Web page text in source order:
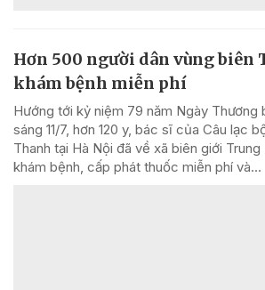
Hơn 500 người dân vùng biên
khám bệnh miễn phí
Hướng tới kỷ niệm 79 năm Ngày Thương
sáng 11/7, hơn 120 y, bác sĩ của Câu lạc
Thanh tại Hà Nội đã về xã biên giới
khám bệnh, cấp phát thuốc miễn phí và...